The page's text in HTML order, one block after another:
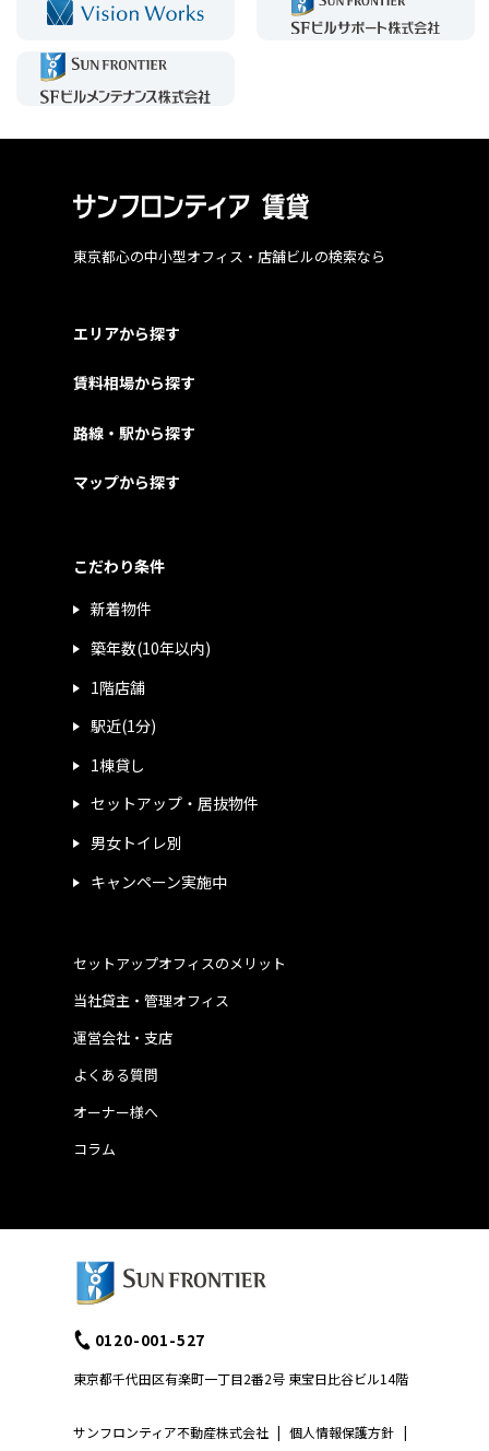
東京都心の中小型オフィス・店舗ビルの検索なら
エリアから探す
賃料相場から探す
路線・駅から探す
マップから探す
こだわり条件
新着物件
築年数(10年以内)
1階店舗
駅近(1分)
1棟貸し
セットアップ・居抜物件
男女トイレ別
キャンペーン実施中
運営会社・支店
よくある質問
当社貸主・管理オフィス
オーナー様へ
コラム
セットアップオフィスのメリット
サンフロンティア不動産株式会社 | 個人情報保護方針 |
0120-001-527
東京都千代田区有楽町一丁目2番2号 東宝日比谷ビル14階